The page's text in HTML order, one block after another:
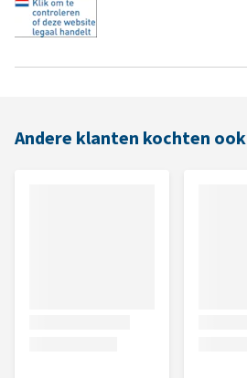
Andere klanten kochten ook